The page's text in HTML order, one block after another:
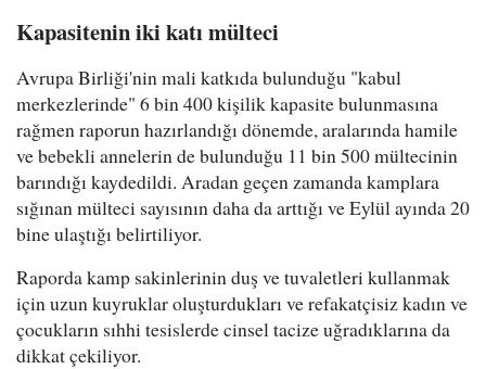
Kapasitenin iki katı mülteci
Avrupa Birliği'nin mali katkıda bulunduğu "kabul
merkezlerinde" 6 bin 400 kişilik kapasite bulunmasına
rağmen raporun hazırlandığı dönemde, aralarında hamile
ve bebekli annelerin de bulunduğu 11 bin 500 mültecinin
barındığı kaydedildi. Aradan geçen zamanda kamplara
sığınan mülteci sayısının daha da arttığı ve Eylül ayında 20
bine ulaştığı belirtiliyor.
Raporda kamp sakinlerinin duş ve tuvaletleri kullanmak
için uzun kuyruklar oluşturdukları ve refakatçisiz kadın ve
çocukların sıhhi tesislerde cinsel tacize uğradıklarına da
dikkat çekiliyor.